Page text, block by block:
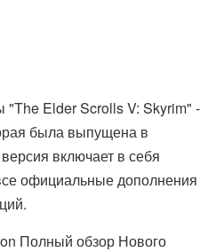
"The Elder Scrolls V: Skyrim" -
была выпущена в
включает в себя
официальные дополнения
Полный обзор Нового